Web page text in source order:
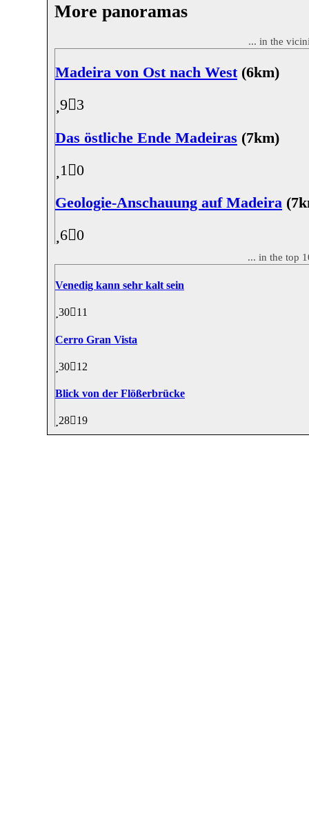
More panoramas
... in the
Madeira von Ost nach West(6km)
9 3
Das östliche Ende Madeiras (7km)
1
0
Geologie-Anschauung auf Madeira
6 0
... in the top
Venedig kann sehr kalt sein
30 11
Cerro Gran Vista
30 12
Blick von der Flößerbrücke
28 19